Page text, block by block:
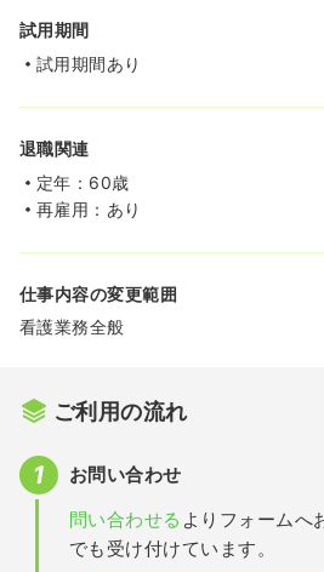
試用期間
試用期間あり
退職関連
定年：60歳
再雇用：あり
仕事内容の変更範囲
看護業務全般
ご利用の流れ
お問い合わせ
問い合わせる よりフォームへ
でも受け付けています。